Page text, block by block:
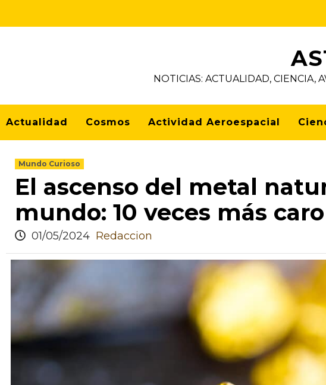
NOTICIAS: ACTUALIDAD, CIENCIA,
Actualidad Cosmos Actividad Aeroespacial
Mundo Curioso
El ascenso del metal
mundo: 10 veces más
01/05/2024 Redaccion